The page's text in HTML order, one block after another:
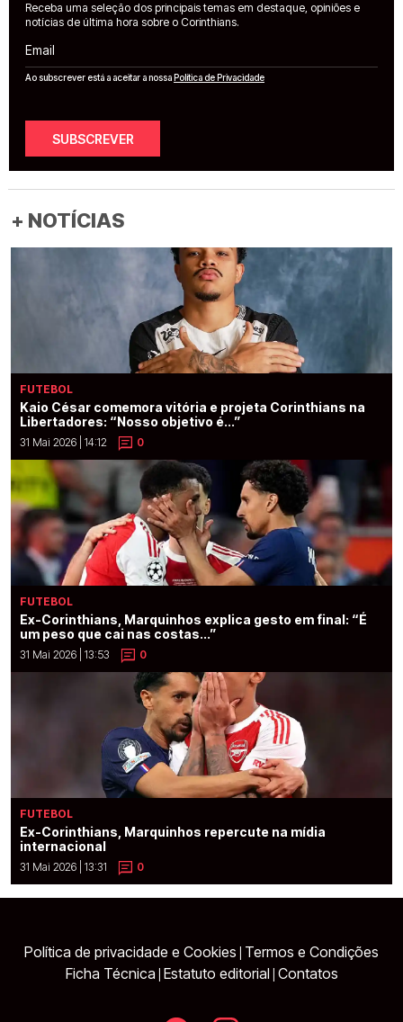
Receba uma seleção dos principais temas em destaque, opiniões e
notícias de última hora sobre o Corinthians.
Email
Ao subscrever está a aceitar a nossaPolítica de Privacidade
SUBSCREVER
+ NOTÍCIAS
FUTEBOL
Kaio César comemora vitória e projeta Corinthians na
Libertadores: “Nosso objetivo é...”
31 Mai 2026 | 14:12 0
FUTEBOL
Ex-Corinthians, Marquinhos explica gesto em final: “É
um peso que cai nas costas...”
31 Mai 2026 | 13:53 0
FUTEBOL
Ex-Corinthians, Marquinhos repercute na mídia
internacional
31 Mai 2026 | 13:31 0
Política de privacidade e Cookies Termos e Condições
Ficha Técnica Estatuto editorial Contatos